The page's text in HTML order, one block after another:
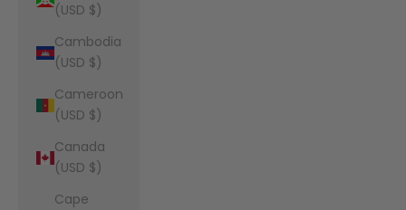
(USD $)
Cambodia
(USD $)
Cameroon
(USD $)
Canada
(USD $)
Cape